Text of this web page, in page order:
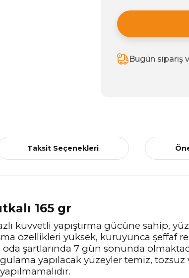
Bugün sipariş
Taksit Seçenekleri
165 gr
kuvvetli yapıştırma gücüne sahip,
özellikleri yüksek, kuruyunca şeffaf
şartlarında 7 gün sonunda
yapılacak yüzeyler temiz,